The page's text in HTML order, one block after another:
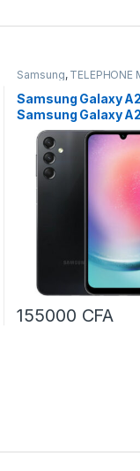
Samsung, TÉLÉPHONE
tablette
Samsung Galaxy
Samsung Galaxy
128Go stockage
155000 CFA